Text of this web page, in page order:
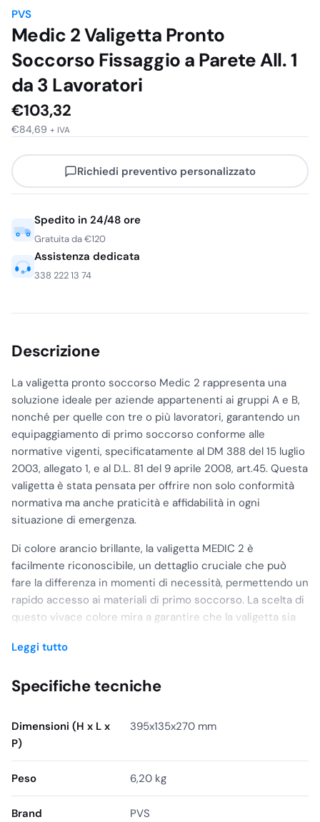
PVS
Medic 2 Valigetta Pronto
Soccorso Fissaggio a Parete All. 1
da 3 Lavoratori
€103,32
€84,69 + IVA
Richiedi preventivo personalizzato
Spedito in 24/48 ore
Gratuita da €120
Assistenza dedicata
338 222 13 74
Descrizione
La valigetta pronto soccorso Medic 2 rappresenta una
soluzione ideale per aziende appartenenti ai gruppi A e B,
nonché per quelle con tre o più lavoratori, garantendo un
equipaggiamento di primo soccorso conforme alle
normative vigenti, specificatamente al DM 388 del 15 luglio
2003, allegato 1, e al D.L. 81 del 9 aprile 2008, art.45. Questa
valigetta è stata pensata per offrire non solo conformità
normativa ma anche praticità e affidabilità in ogni
situazione di emergenza.
Di colore arancio brillante, la valigetta MEDIC 2 è
facilmente riconoscibile, un dettaglio cruciale che può
fare la differenza in momenti di necessità, permettendo un
rapido accesso ai materiali di primo soccorso. La scelta di
questo vivace colore mira a garantire che la valigetta sia
illuminazione o in ambienti particolarmente affollati.
La valigetta è dotata di un pratico supporto per il fissaggio
a parete, che consente di mantenere il kit di pronto
ottimizzando gli spazi e assicurando che il kit sia sempre al
suo posto, pronto per essere utilizzato in caso di
emergenza. La maniglia per il trasporto offre ulteriore
versatilità, permettendo di portare il kit con sé in caso di
necessità, anche fuori dall’ambiente lavorativo.
Leggi tutto
Specifiche tecniche
Dimensioni (H x L x
P)
395x135x270 mm
Peso 6,20 kg
Brand PVS